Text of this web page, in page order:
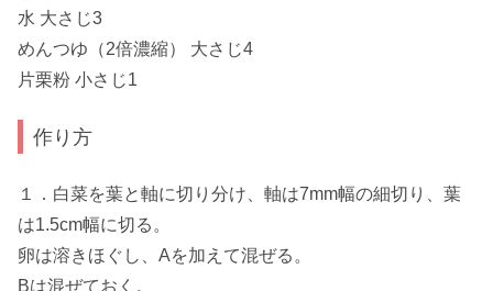
水 大さじ3
めんつゆ（2倍濃縮） 大さじ4
片栗粉 小さじ1
作り方
１．白菜を葉と軸に切り分け、軸は7mm幅の細切り、葉
は1.5cm幅に切る。
卵は溶きほぐし、Aを加えて混ぜる。
Bは混ぜておく。